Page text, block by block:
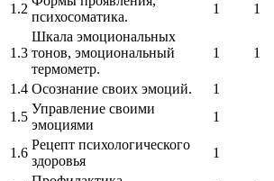
1.2
психосоматика.
1 1
1.3
Шкала эмоциональных
тонов, эмоциональный
термометр.
1 1
1.4 Осознание своих эмоций. 1
1.5
Управление своими
эмоциями
1
1.6
Рецепт психологического
здоровья
1